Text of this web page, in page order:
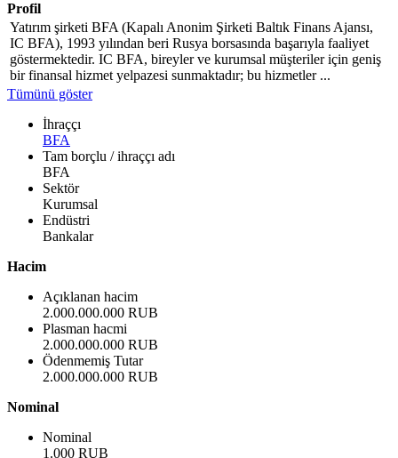
Profil
Yatırım şirketi BFA (Kapalı Anonim Şirketi Baltık Finans Ajansı,
IC BFA), 1993 yılından beri Rusya borsasında başarıyla faaliyet
göstermektedir. IC BFA, bireyler ve kurumsal müşteriler için geniş
bir finansal hizmet yelpazesi sunmaktadır; bu hizmetler ...
Tümünü göster
İhraççı
BFA
Tam borçlu / ihraççı adı
BFA
Sektör
Kurumsal
Endüstri
Bankalar
Hacim
Açıklanan hacim
2.000.000.000 RUB
Plasman hacmi
2.000.000.000 RUB
Ödenmemiş Tutar
2.000.000.000 RUB
Nominal
Nominal
1.000 RUB